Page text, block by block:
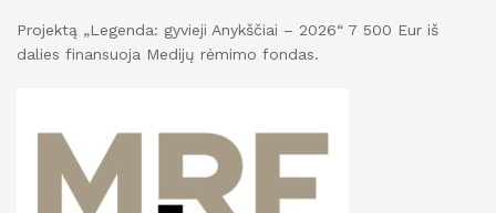
Projektą „Legenda: gyvieji Anykščiai – 2026“ 7 500 Eur iš
dalies finansuoja Medijų rėmimo fondas.